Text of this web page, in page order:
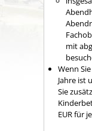
mit
Wenn
Jahre ist
Sie
EUR für